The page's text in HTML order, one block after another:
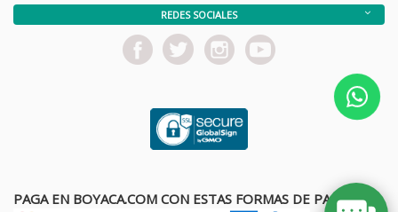
REDES SOCIALES
PAGA EN BOYACA.COM CON ESTAS FORMAS DE PAGO